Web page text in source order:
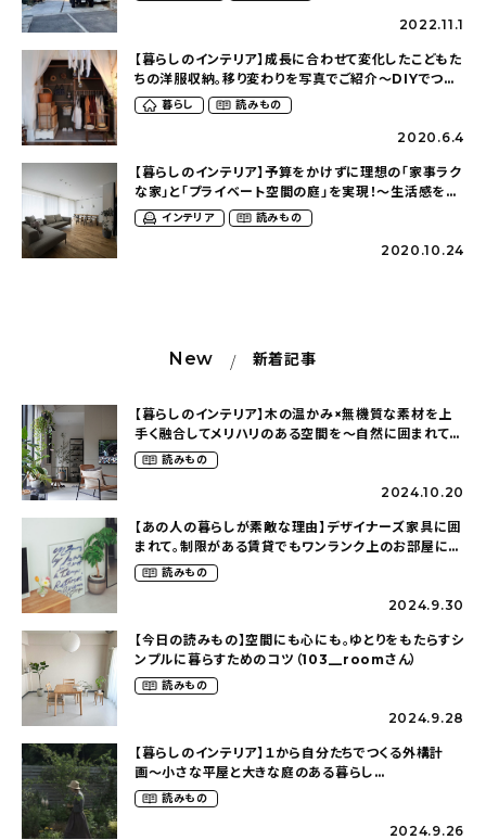
2022.11.1
【暮らしのインテリア】成長に合わせて変化したこどもた
ちの洋服収納。移り変わりを写真でご紹介～DIYでつく
る、自分らしい暮らしとおうち（mumakariさん）
暮らし 読みもの
2020.6.4
【暮らしのインテリア】予算をかけずに理想の「家事ラク
な家」と「プライベート空間の庭」を実現！〜生活感を感
じさせない家づくり（mitsu20170805さん）
インテリア 読みもの
2020.10.24
New 新着記事
【暮らしのインテリア】木の温かみ×無機質な素材を上
手く融合してメリハリのある空間を〜自然に囲まれて暮
らす（ki_no_ieさん）
読みもの
2024.10.20
【あの人の暮らしが素敵な理由】デザイナーズ家具に囲
まれて。制限がある賃貸でもワンランク上のお部屋に〜
狭くても好きな暮らしのこと（_____chika708さん）
読みもの
2024.9.30
【今日の読みもの】空間にも心にも。ゆとりをもたらすシ
ンプルに暮らすためのコツ（103__roomさん）
読みもの
2024.9.28
【暮らしのインテリア】１から自分たちでつくる外構計
画〜小さな平屋と大きな庭のある暮らし
（tsumikiniwaさん）
読みもの
2024.9.26